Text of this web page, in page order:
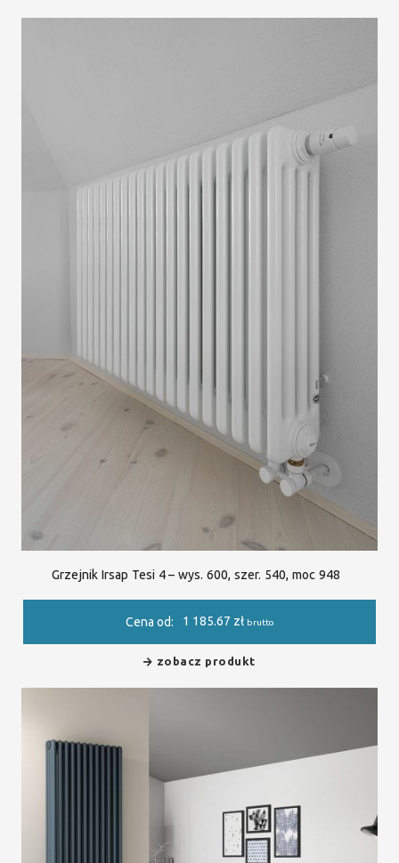
Grzejnik Irsap Tesi 4 – wys. 600, szer. 540, moc 948
Cena od: 1 185.67 zł brutto
zobacz produkt